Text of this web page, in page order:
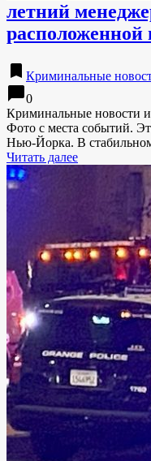
летний
bookmark Криминальные
chat_bubble0
Криминальные новости
Фото с места событий.
Нью-Йорка. В
Читать далее